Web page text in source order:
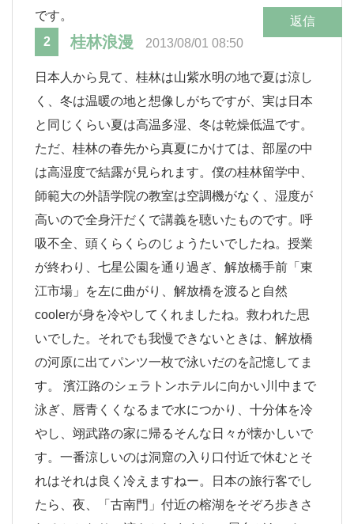
です。
2
桂林浪漫 2013/08/01 08:50
返信
日本人から見て、桂林は山紫水明の地で夏は涼し
く、冬は温暖の地と想像しがちですが、実は日本
と同じくらい夏は高温多湿、冬は乾燥低温です。
ただ、桂林の春先から真夏にかけては、部屋の中
は高湿度で結露が見られます。僕の桂林留学中、
師範大の外語学院の教室は空調機がなく、湿度が
高いので全身汗だくで講義を聴いたものです。呼
吸不全、頭くらくらのじょうたいでしたね。授業
が終わり、七星公園を通り過ぎ、解放橋手前「東
江市場」を左に曲がり、解放橋を渡ると自然
coolerが身を冷やしてくれましたね。救われた思
いでした。それでも我慢できないときは、解放橋
の河原に出てパンツ一枚で泳いだのを記憶してま
す。 濱江路のシェラトンホテルに向かい川中まで
泳ぎ、唇青くくなるまで水につかり、十分体を冷
やし、翊武路の家に帰るそんな日々が懐かしいで
す。一番涼しいのは洞窟の入り口付近で休むとそ
れはそれは良く冷えますねー。日本の旅行客でし
たら、夜、「古南門」付近の榕湖をそぞろ歩きさ